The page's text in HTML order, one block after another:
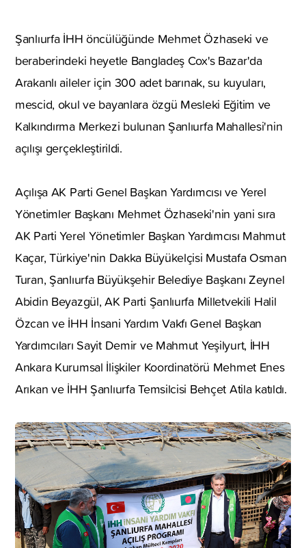
Şanlıurfa İHH öncülüğünde Mehmet Özhaseki ve
beraberindeki heyetle Bangladeş Cox's Bazar'da
Arakanlı aileler için 300 adet barınak, su kuyuları,
mescid, okul ve bayanlara özgü Mesleki Eğitim ve
Kalkındırma Merkezi bulunan Şanlıurfa Mahallesi'nin
açılışı gerçekleştirildi.
Açılışa AK Parti Genel Başkan Yardımcısı ve Yerel
Yönetimler Başkanı Mehmet Özhaseki'nin yani sıra
AK Parti Yerel Yönetimler Başkan Yardımcısı Mahmut
Kaçar, Türkiye'nin Dakka Büyükelçisi Mustafa Osman
Turan, Şanlıurfa Büyükşehir Belediye Başkanı Zeynel
Abidin Beyazgül, AK Parti Şanlıurfa Milletvekili Halil
Özcan ve İHH İnsani Yardım Vakfı Genel Başkan
Yardımcıları Sayit Demir ve Mahmut Yeşilyurt, İHH
Ankara Kurumsal İlişkiler Koordinatörü Mehmet Enes
Arıkan ve İHH Şanlıurfa Temsilcisi Behçet Atila katıldı.